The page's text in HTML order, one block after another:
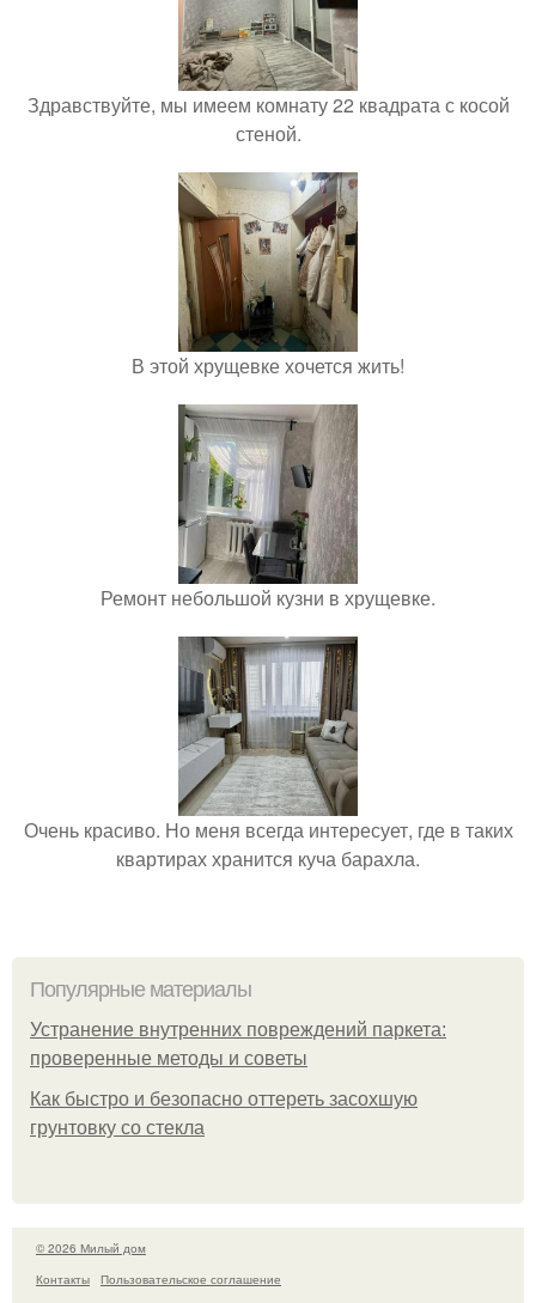
Здравствуйте, мы имеем комнату 22 квадрата с косой
стеной.
В этой хрущевке хочется жить!
Ремонт небольшой кузни в хрущевке.
Очень красиво. Но меня всегда интересует, где в таких
квартирах хранится куча барахла.
Популярные материалы
Устранение внутренних повреждений паркета:
проверенные методы и советы
Как быстро и безопасно оттереть засохшую
грунтовку со стекла
© 2026 Милый дом
Контакты
Пользовательское соглашение